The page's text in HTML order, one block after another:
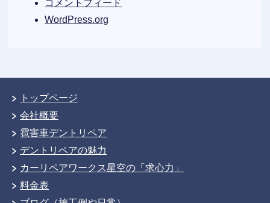
コメントフィード
WordPress.org
トップページ
会社概要
雹害車デントリペア
デントリペアの魅力
カーリペアワークス星空の「求心力」
料金表